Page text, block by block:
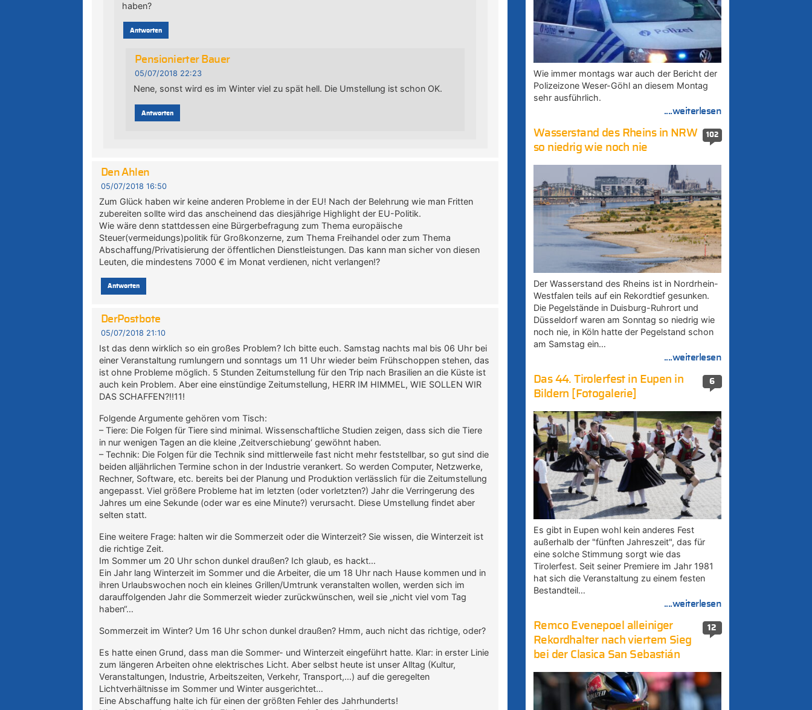
haben?
Antworten
Pensionierter Bauer
05/07/2018 22:23
Nene, sonst wird es im Winter viel zu spät hell. Die Umstellung ist schon OK.
Antworten
Den Ahlen
05/07/2018 16:50
Zum Glück haben wir keine anderen Probleme in der EU! Nach der Belehrung wie man Fritten
zubereiten sollte wird das anscheinend das diesjährige Highlight der EU-Politik.
Wie wäre denn stattdessen eine Bürgerbefragung zum Thema europäische
Steuer(vermeidungs)politik für Großkonzerne, zum Thema Freihandel oder zum Thema
Abschaffung/Privatisierung der öffentlichen Dienstleistungen. Das kann man sicher von diesen
Leuten, die mindestens 7000 € im Monat verdienen, nicht verlangen!?
Antworten
DerPostbote
05/07/2018 21:10
Ist das denn wirklich so ein großes Problem? Ich bitte euch. Samstag nachts mal bis 06 Uhr bei
einer Veranstaltung rumlungern und sonntags um 11 Uhr wieder beim Frühschoppen stehen, das
ist ohne Probleme möglich. 5 Stunden Zeitumstellung für den Trip nach Brasilien an die Küste ist
auch kein Problem. Aber eine einstündige Zeitumstellung, HERR IM HIMMEL, WIE SOLLEN WIR
DAS SCHAFFEN?!!11!
Folgende Argumente gehören vom Tisch:
– Tiere: Die Folgen für Tiere sind minimal. Wissenschaftliche Studien zeigen, dass sich die Tiere
in nur wenigen Tagen an die kleine ‚Zeitverschiebung‘ gewöhnt haben.
– Technik: Die Folgen für die Technik sind mittlerweile fast nicht mehr feststellbar, so gut sind die
beiden alljährlichen Termine schon in der Industrie verankert. So werden Computer, Netzwerke,
Rechner, Software, etc. bereits bei der Planung und Produktion verlässlich für die Zeitumstellung
angepasst. Viel größere Probleme hat im letzten (oder vorletzten?) Jahr die Verringerung des
Jahres um eine Sekunde (oder war es eine Minute?) verursacht. Diese Umstellung findet aber
selten statt.
Eine weitere Frage: halten wir die Sommerzeit oder die Winterzeit? Sie wissen, die Winterzeit ist
die richtige Zeit.
Im Sommer um 20 Uhr schon dunkel draußen? Ich glaub, es hackt…
Ein Jahr lang Winterzeit im Sommer und die Arbeiter, die um 18 Uhr nach Hause kommen und in
ihren Urlaubswochen noch ein kleines Grillen/Umtrunk veranstalten wollen, werden sich im
darauffolgenden Jahr die Sommerzeit wieder zurückwünschen, weil sie „nicht viel vom Tag
haben“…
Sommerzeit im Winter? Um 16 Uhr schon dunkel draußen? Hmm, auch nicht das richtige, oder?
Es hatte einen Grund, dass man die Sommer- und Winterzeit eingeführt hatte. Klar: in erster Linie
zum längeren Arbeiten ohne elektrisches Licht. Aber selbst heute ist unser Alltag (Kultur,
Veranstaltungen, Industrie, Arbeitszeiten, Verkehr, Transport,…) auf die geregelten
Lichtverhältnisse im Sommer und Winter ausgerichtet…
Eine Abschaffung halte ich für einen der größten Fehler des Jahrhunderts!
Wie immer montags war auch der Bericht der
Polizeizone Weser-Göhl an diesem Montag
sehr ausführlich.
....weiterlesen
102
Wasserstand des Rheins in NRW
so niedrig wie noch nie
Der Wasserstand des Rheins ist in Nordrhein-
Westfalen teils auf ein Rekordtief gesunken.
Die Pegelstände in Duisburg-Ruhrort und
Düsseldorf waren am Sonntag so niedrig wie
noch nie, in Köln hatte der Pegelstand schon
am Samstag ein…
....weiterlesen
6
Das 44. Tirolerfest in Eupen in
Bildern [Fotogalerie]
Es gibt in Eupen wohl kein anderes Fest
außerhalb der "fünften Jahreszeit", das für
eine solche Stimmung sorgt wie das
Tirolerfest. Seit seiner Premiere im Jahr 1981
hat sich die Veranstaltung zu einem festen
Bestandteil…
....weiterlesen
12
Remco Evenepoel alleiniger
Rekordhalter nach viertem Sieg
bei der Clasica San Sebastián